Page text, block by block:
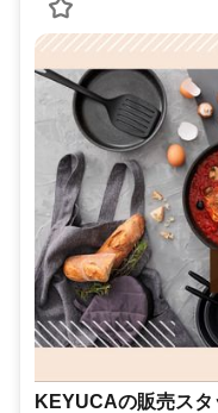
KEYUCAの販売スタ